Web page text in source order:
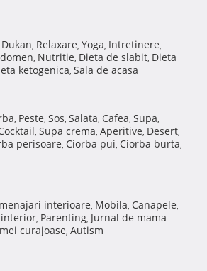
, Relaxare, Yoga, Intretinere,
, Nutritie, Dieta de slabit, Dieta
ketogenica, Sala de acasa
, Peste, Sos, Salata, Cafea, Supa,
, Supa crema, Aperitive, Desert,
perisoare, Ciorba pui, Ciorba burta,
interioare, Mobila, Canapele,
interior, Parenting, Jurnal de mama
curajoase, Autism